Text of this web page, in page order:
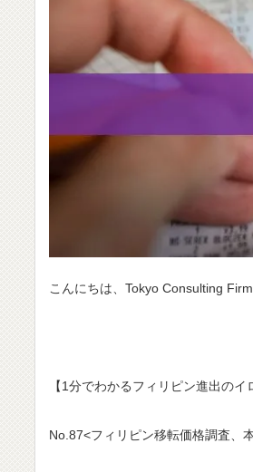
こんにちは、Tokyo Consulting
【1分でわかるフィリピン進出のイ
No.87<フィリピン移転価格調査、